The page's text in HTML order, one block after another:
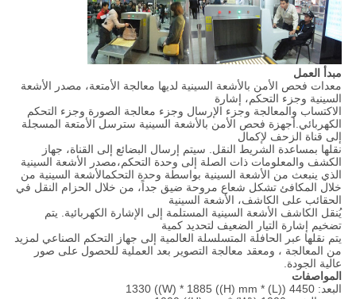
مبدأ العمل
معدات فحص الأمن بالأشعة السينية لديها معالجة الأمتعة، مصدر الأشعة
السينية وجزء التحكم، إشارة
الاكتساب والمعالجة وجزء الإرسال وجزء معالجة الصورة وجزء التحكم
الكهربائي.أجهزة فحص الأمن بالأشعة السينية سترسل الأمتعة المسجلة
إلى قناة الزحف لإكمال
نقلها بمساعدة الشريط النقل. سيتم إرسال البضائع إلى القناة، جهاز
الكشف والمعلومات ذات الصلة إلى وحدة التحكم،مصدر الأشعة السينية
الذي ينبعث من الأشعة السينية بواسطة وحدة التحكمالأشعة السينية من
خلال المكافئ تشكل شعاع مروحة ضيق جداً، من خلال الحزام النقل في
الحقائب على الكاشف، الأشعة السينية
يُنقل الكاشف الأشعة السينية المستلمة إلى الإشارة الكهربائية. يتم
تضخيم إشارة التيار الضعيف لتحديد كمية
يتم نقلها عبر الحافلة المتسلسلة العالمية إلى جهاز التحكم الصناعي لمزيد
من المعالجة ، ومعقد معالجة التصوير بعد العملية للحصول على صور
عالية الجودة.
المواصفات
البعد: 4450 ((L) * 1330 ((W) * 1885 ((H) mm